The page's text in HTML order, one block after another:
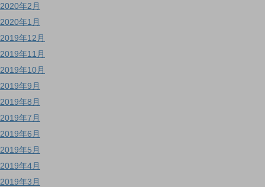
2020年2月
2020年1月
2019年12月
2019年11月
2019年10月
2019年9月
2019年8月
2019年7月
2019年6月
2019年5月
2019年4月
2019年3月